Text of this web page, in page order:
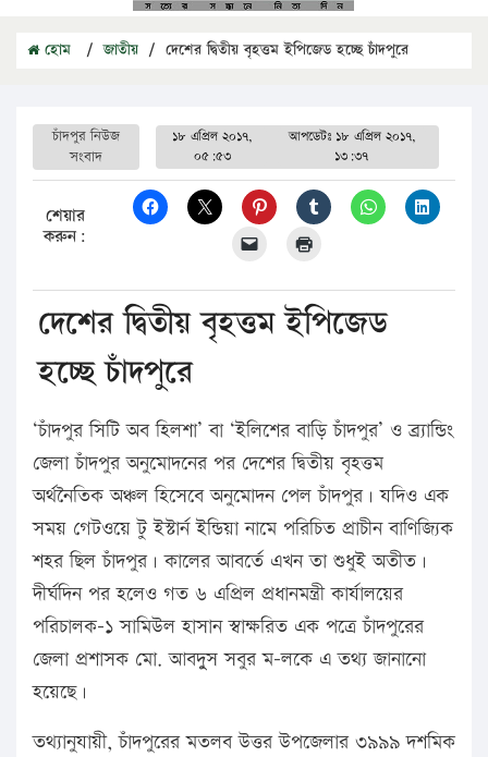
হোম / জাতীয় / দেশের দ্বিতীয় বৃহত্তম ইপিজেড হচ্ছে চাঁদপুরে
চাঁদপুর নিউজ
সংবাদ
১৮ এপ্রিল ২০১৭,
০৫:৫৩
আপডেটঃ ১৮ এপ্রিল ২০১৭,
১৩:৩৭
শেয়ার
করুন:
দেশের দ্বিতীয় বৃহত্তম ইপিজেড
হচ্ছে চাঁদপুরে
‘চাঁদপুর সিটি অব হিলশা’ বা ‘ইলিশের বাড়ি চাঁদপুর’ ও ব্র্যান্ডিং
জেলা চাঁদপুর অনুমোদনের পর দেশের দ্বিতীয় বৃহত্তম
অর্থনৈতিক অঞ্চল হিসেবে অনুমোদন পেল চাঁদপুর। যদিও এক
সময় গেটওয়ে টু ইস্টার্ন ইন্ডিয়া নামে পরিচিত প্রাচীন বাণিজ্যিক
শহর ছিল চাঁদপুর। কালের আবর্তে এখন তা শুধুই অতীত।
দীর্ঘদিন পর হলেও গত ৬ এপ্রিল প্রধানমন্ত্রী কার্যালয়ের
পরিচালক-১ সামিউল হাসান স্বাক্ষরিত এক পত্রে চাঁদপুরের
জেলা প্রশাসক মো. আবদুুস সবুর ম-লকে এ তথ্য জানানো
হয়েছে।
তথ্যানুযায়ী, চাঁদপুরের মতলব উত্তর উপজেলার ৩৯৯৯ দশমিক